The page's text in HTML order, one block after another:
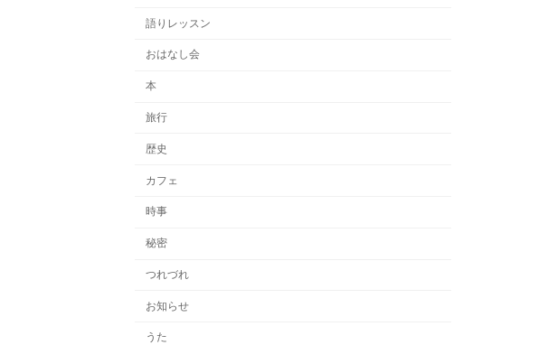
語りレッスン
おはなし会
本
旅行
歴史
カフェ
時事
秘密
つれづれ
お知らせ
うた